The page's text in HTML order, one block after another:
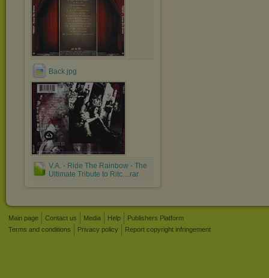
Back.jpg
V.A. - Ride The Rainbow - The
Ultimate Tribute to Ritc....rar
Main page Contact us Media Help
Publishers Platform
Terms and conditions
Privacy policy Report copyright infringement